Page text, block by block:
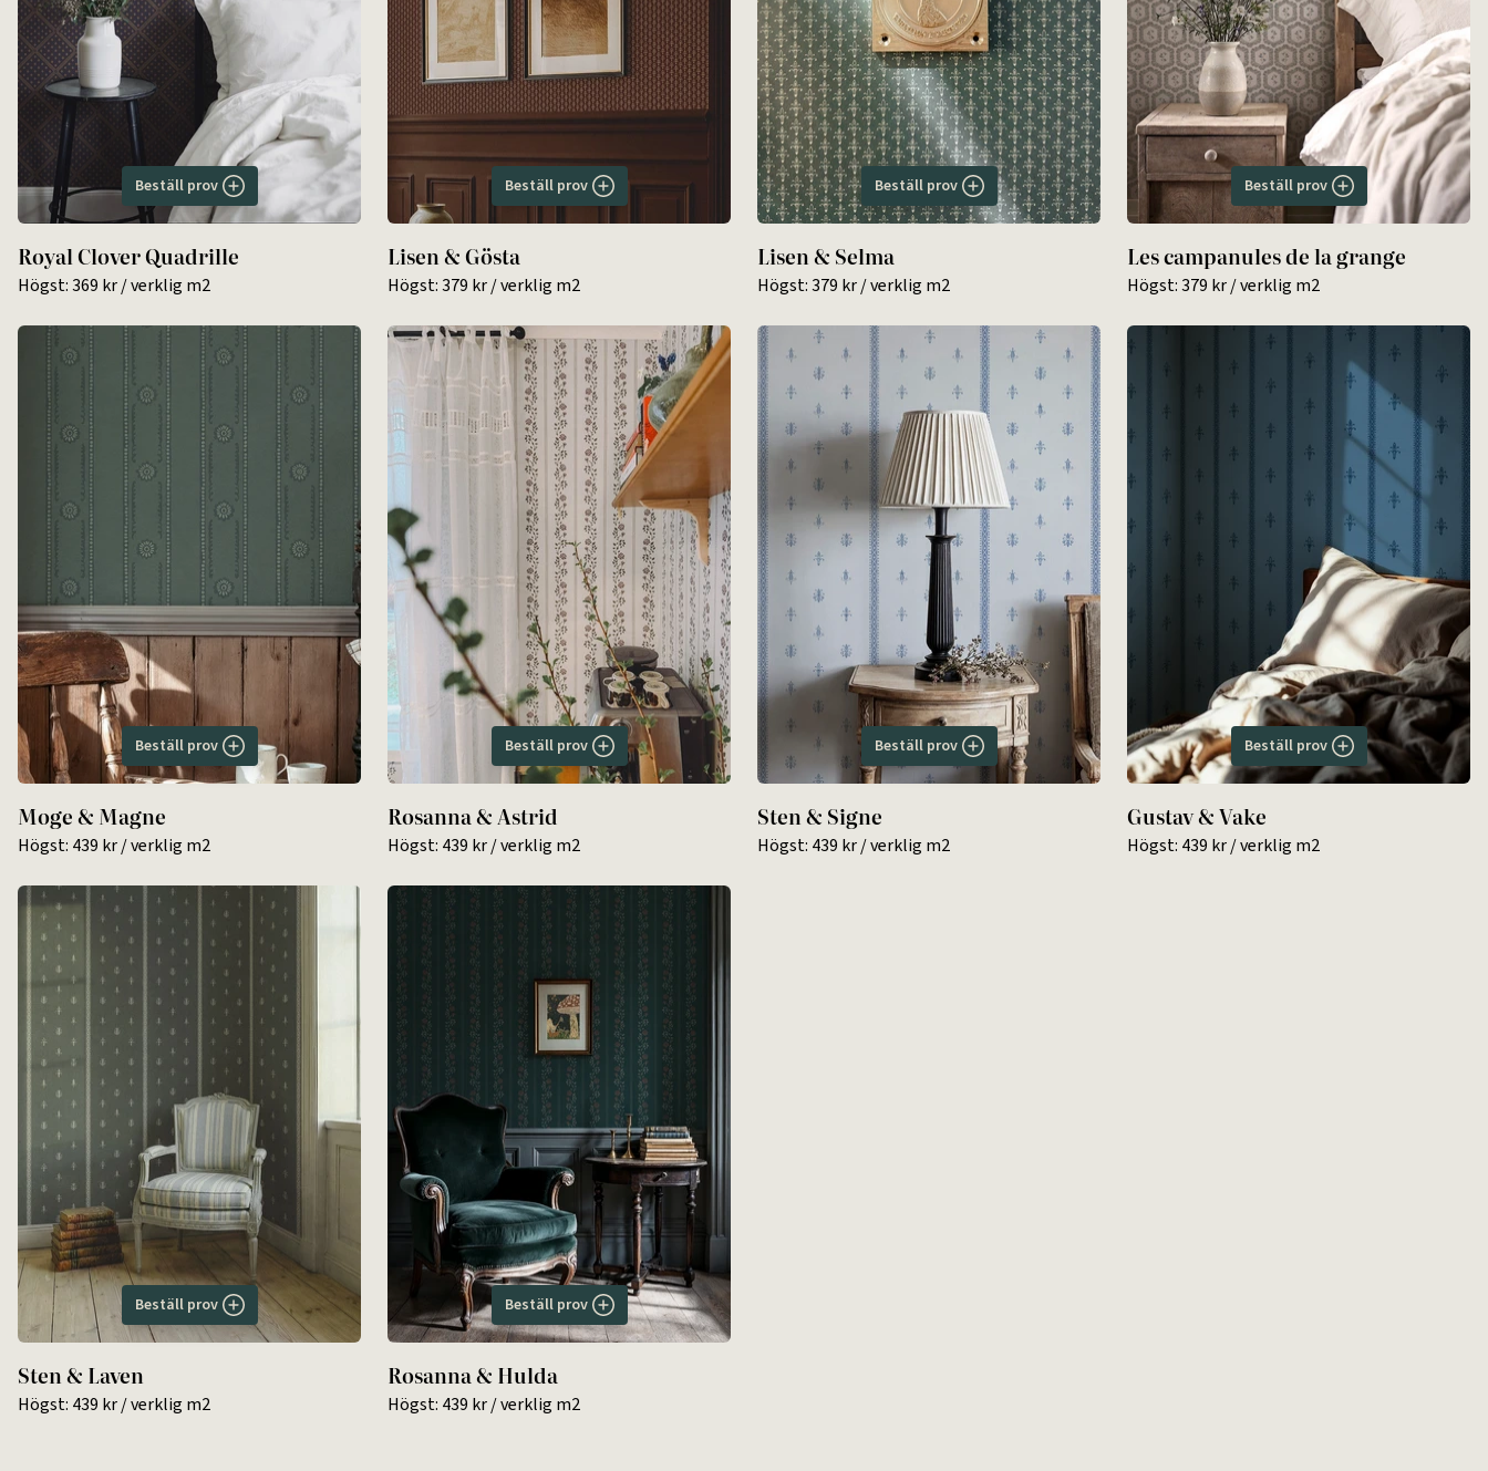
Beställ prov
Royal Clover Quadrille
Högst:369 kr/ verklig m2
Beställ prov
Lisen & Gösta
Högst:379 kr/ verklig m2
Beställ prov
Lisen & Selma
Högst:379 kr/ verklig m2
Beställ prov
Les campanules de la grange
Högst:379 kr/ verklig m2
Beställ prov
Moge & Magne
Högst: 439 kr/ verklig m2
Beställ prov
Rosanna & Astrid
Högst: 439 kr/ verklig m2
Beställ prov
Sten & Signe
Högst: 439 kr/ verklig m2
Beställ prov
Gustav & Vake
Högst: 439 kr/ verklig m2
Beställ prov
Sten & Laven
Högst: 439 kr/ verklig m2
Beställ prov
Rosanna & Hulda
Högst: 439 kr/ verklig m2